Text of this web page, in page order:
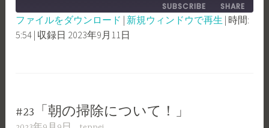
10
SECONDS
FORWARD
30
SUBSCRIBE SHARE
SHARE
ファイルをダウンロード | 新規ウィンドウで再生 | 時間:
5:54 | 収録日 2023年9月11日
#23「朝の掃除について！」